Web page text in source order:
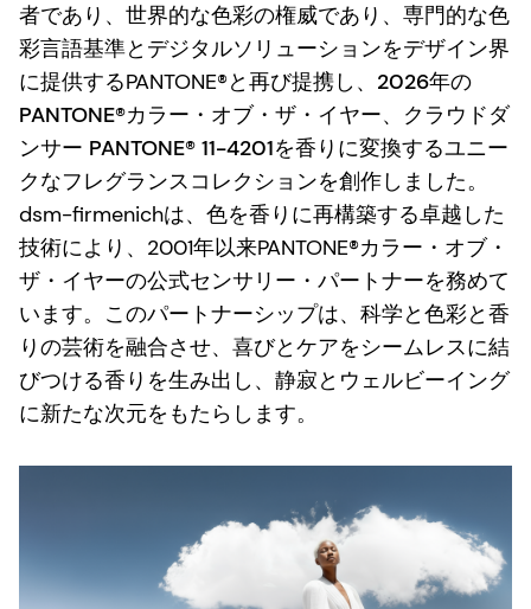
者であり、世界的な色彩の権威であり、専門的な色
彩言語基準とデジタルソリューションをデザイン界
に提供するPANTONE®と再び提携し、 2026年の
PANTONE®カラー・オブ・ザ・イヤー、クラウドダ
ンサー PANTONE® 11-4201を香りに変換するユニー
クなフレグランスコレクションを創作しました。
dsm-firmenichは、色を香りに再構築する卓越した
技術により、2001年以来PANTONE®カラー・オブ・
ザ・イヤーの公式センサリー・パートナーを務めて
います。このパートナーシップは、科学と色彩と香
りの芸術を融合させ、喜びとケアをシームレスに結
びつける香りを生み出し、静寂とウェルビーイング
に新たな次元をもたらします。